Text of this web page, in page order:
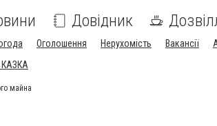
Довідник
Оголошення Нерухомість Вакансії
майна